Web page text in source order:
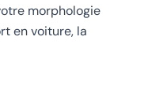
morphologie
en voiture, la